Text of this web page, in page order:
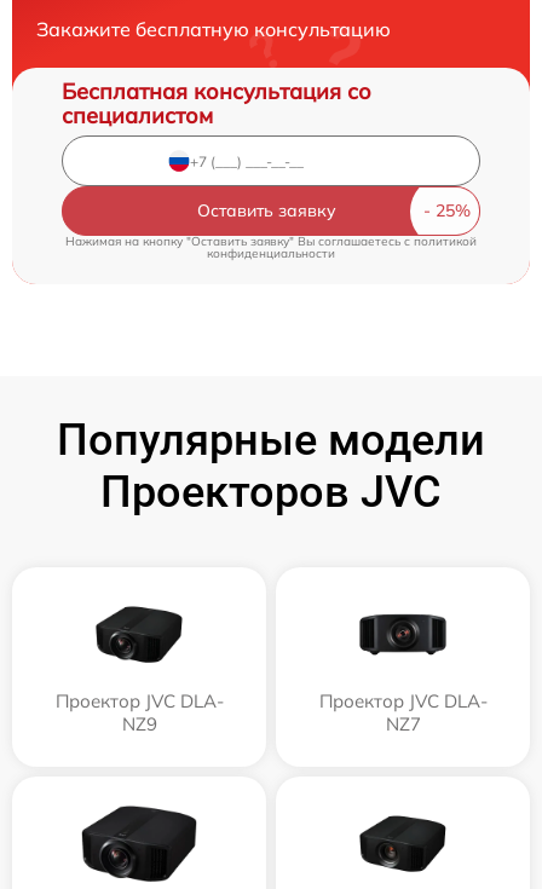
Закажите бесплатную консультацию
Бесплатная консультация со
специалистом
Оставить заявку
Нажимая на кнопку "Оставить заявку" Вы соглашаетесь cполитикой
конфиденциальности
Популярные модели
Проекторов JVC
Проектор JVC DLA-
NZ9
Проектор JVC DLA-
NZ7